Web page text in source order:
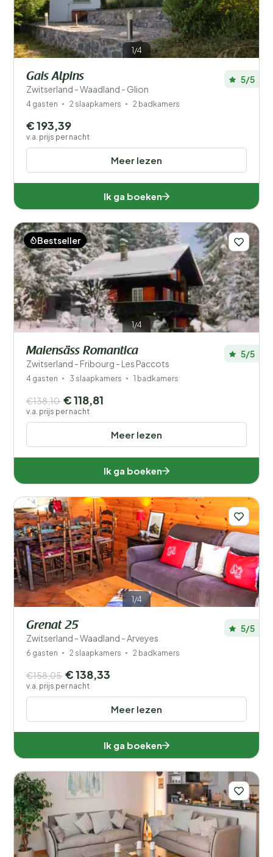
1/4
Gais Alpins
Zwitserland - Waadland - Glion
5/5
4 gasten 2 slaapkamers 2 badkamers
Meer lezen
€ 193,39
v.a. prijs per nacht
Ik ga boeken
1/4
Bestseller
Maiensäss Romantica
Zwitserland - Fribourg - Les Paccots
5/5
4 gasten 3 slaapkamers 1 badkamers
Meer lezen
€138,10 € 118,81
v.a. prijs per nacht
Ik ga boeken
1/4
Grenat 25
Zwitserland - Waadland - Arveyes
5/5
6 gasten 2 slaapkamers 2 badkamers
Meer lezen
€158,05 € 138,33
v.a. prijs per nacht
Ik ga boeken